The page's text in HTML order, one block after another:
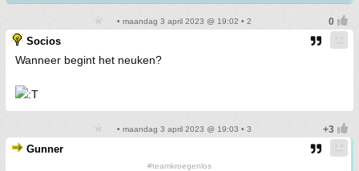
• maandag 3 april 2023 @ 19:02 • 2
Socios
Wanneer begint het neuken?
• maandag 3 april 2023 @ 19:03 • 3
Gunner
#teamkroegenlos